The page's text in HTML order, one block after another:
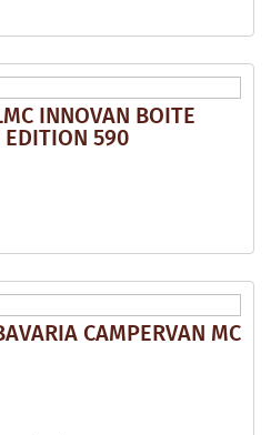
INNOVAN BOITE
EDITION 590
CAMPERVAN MC